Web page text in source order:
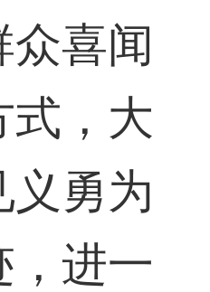
众喜闻
式，大
义勇为
，进一